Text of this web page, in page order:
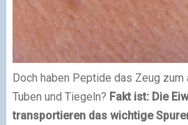
Doch haben Peptide das Zeug
Tuben und Tiegeln? Fakt ist: Die
transportieren das wichtige